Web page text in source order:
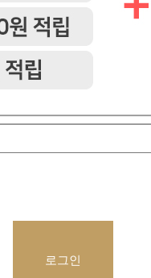
로그인